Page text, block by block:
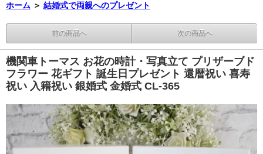
ホーム ＞ 結婚式で両親へのプレゼント
前の商品へ 次の商品へ
機関車トーマス お花の時計・写真立て プリザーブド
フラワー 花ギフト 誕生日プレゼント 還暦祝い 喜寿
祝い 入籍祝い 銀婚式 金婚式 CL-365